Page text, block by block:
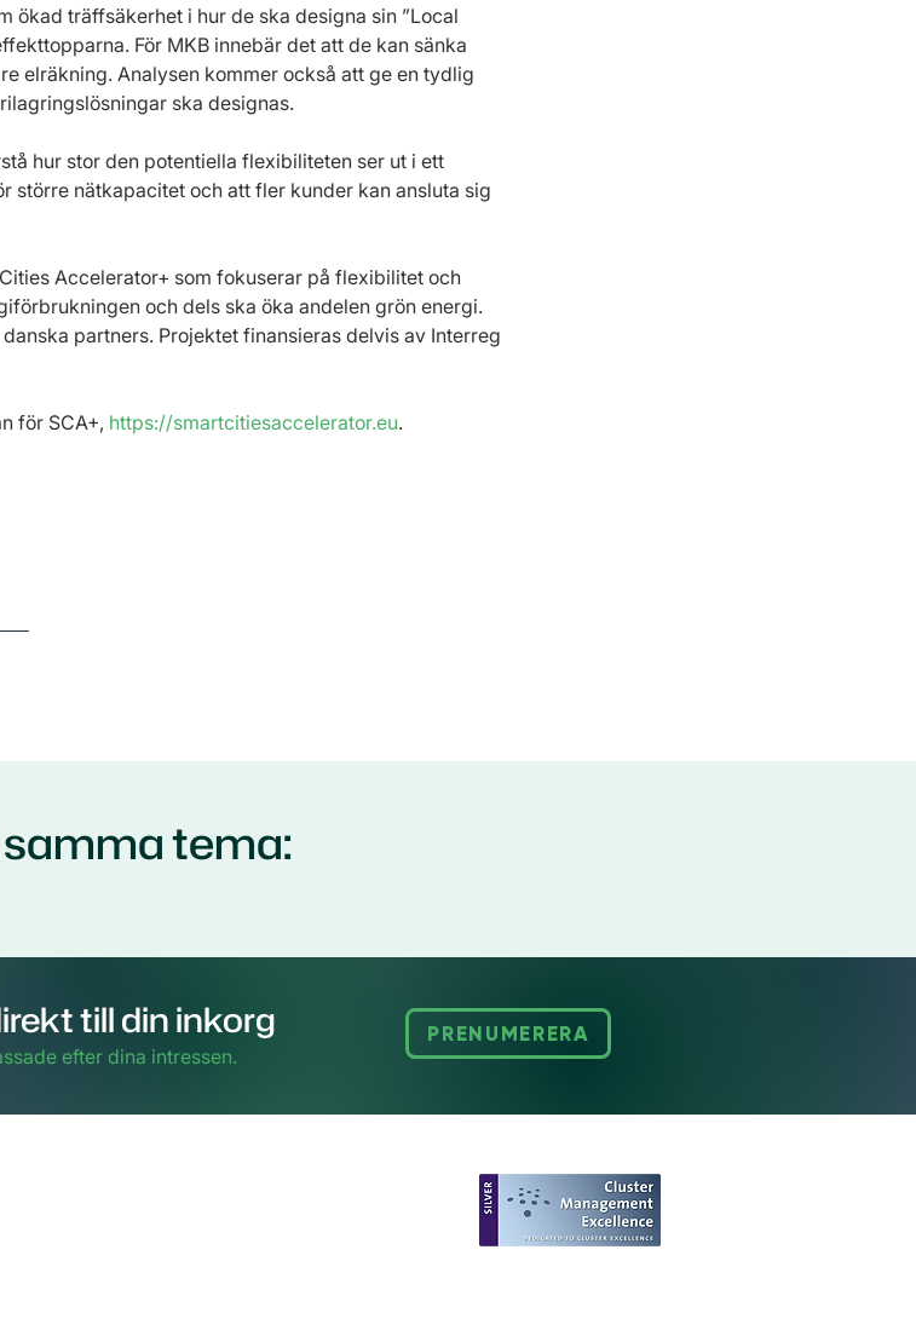
ökad träffsäkerhet i hur de ska designa sin ”Local
För MKB innebär det att de kan sänka
elräkning. Analysen kommer också att ge en tydlig
ska designas.
hur stor den potentiella flexibiliteten ser ut i ett
större nätkapacitet och att fler kunder kan ansluta sig
Accelerator+ som fokuserar på flexibilitet och
och dels ska öka andelen grön energi.
partners. Projektet finansieras delvis av Interreg
för SCA+, https://smartcitiesaccelerator.eu.
tema:
till din inkorg
efter dina intressen.
PRENUMERERA